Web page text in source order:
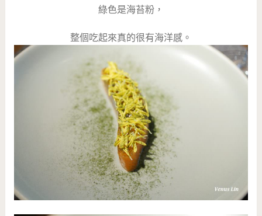
綠色是海苔粉，
整個吃起來真的很有海洋感。